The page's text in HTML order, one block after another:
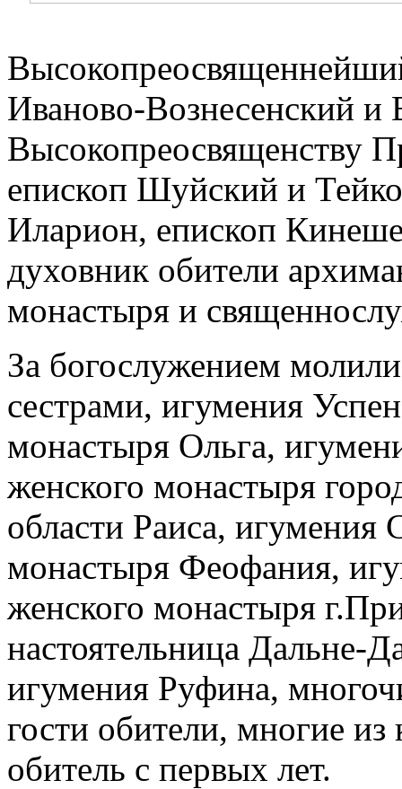
Иваново-Вознесенский
Высокопреосвященству
епископ Шуйский и
Иларион, епископ
духовник обители
монастыря и
За богослужением
сестрами, игумения
монастыря Ольга,
женского монастыря
области Раиса, игумения
монастыря Феофания,
женского монастыря
настоятельница Дальне-
игумения Руфина,
гости обители, многие
обитель с первых лет.